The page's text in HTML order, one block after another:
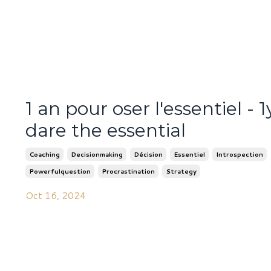
1 an pour oser l'essentiel -
dare the essential
Coaching Decisionmaking Décision Essentiel
Introspection
Powerfulquestion
Procrastination Strategy
Oct 16, 2024